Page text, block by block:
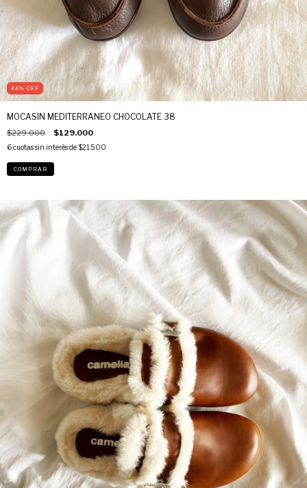
44% OFF
MOCASIN MEDITERRANEO CHOCOLATE 38
$229.000 $129.000
6cuotas sin interés de$21.500
COMPRAR